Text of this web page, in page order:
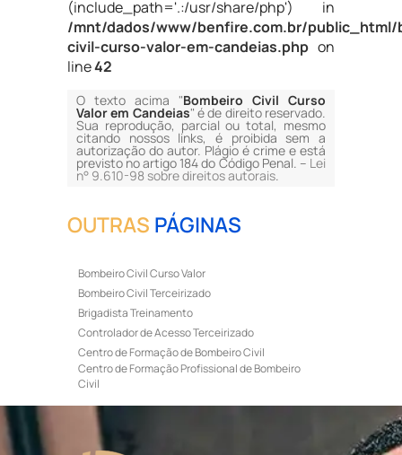
(include_path='.:/usr/share/php') in
/mnt/dados/www/benfire.com.br/public_html/
civil-curso-valor-em-candeias.phpon
line42
O texto acima "Bombeiro Civil Curso
Valor em Candeias" é de direito reservado.
Sua reprodução, parcial ou total, mesmo
citando nossos links, é proibida sem a
autorização do autor. Plágio é crime e está
previsto no artigo 184 do Código Penal. – Lei
n° 9.610-98 sobre direitos autorais.
OUTRAS PÁGINAS
Bombeiro Civil Curso Valor
Bombeiro Civil Terceirizado
Brigadista Treinamento
Controlador de Acesso Terceirizado
Centro de Formação de Bombeiro Civil
Centro de Formação Profissional de Bombeiro
Civil
Curso de Bombeiro Civil
Curso de Bombeiro Civil Preço
Curso de Bombeiro Civil Primeiros Socorros